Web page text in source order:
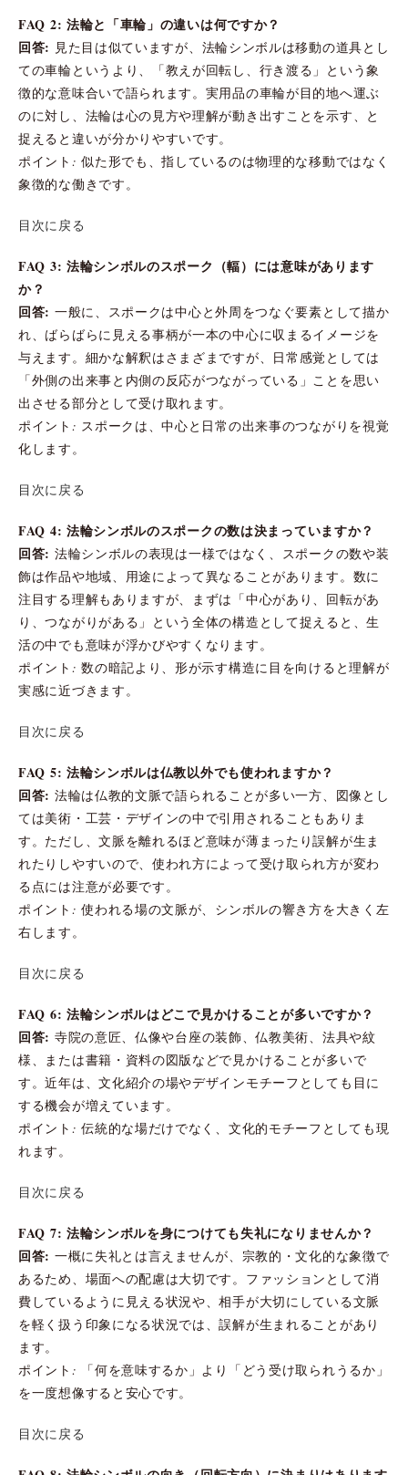
FAQ 2: 法輪と「車輪」の違いは何ですか？
回答: 見た目は似ていますが、法輪シンボルは移動の道具とし
ての車輪というより、「教えが回転し、行き渡る」という象
徴的な意味合いで語られます。実用品の車輪が目的地へ運ぶ
のに対し、法輪は心の見方や理解が動き出すことを示す、と
捉えると違いが分かりやすいです。
ポイント: 似た形でも、指しているのは物理的な移動ではなく
象徴的な働きです。
目次に戻る
FAQ 3: 法輪シンボルのスポーク（輻）には意味があります
か？
回答: 一般に、スポークは中心と外周をつなぐ要素として描か
れ、ばらばらに見える事柄が一本の中心に収まるイメージを
与えます。細かな解釈はさまざまですが、日常感覚としては
「外側の出来事と内側の反応がつながっている」ことを思い
出させる部分として受け取れます。
ポイント: スポークは、中心と日常の出来事のつながりを視覚
化します。
目次に戻る
FAQ 4: 法輪シンボルのスポークの数は決まっていますか？
回答: 法輪シンボルの表現は一様ではなく、スポークの数や装
飾は作品や地域、用途によって異なることがあります。数に
注目する理解もありますが、まずは「中心があり、回転があ
り、つながりがある」という全体の構造として捉えると、生
活の中でも意味が浮かびやすくなります。
ポイント: 数の暗記より、形が示す構造に目を向けると理解が
実感に近づきます。
目次に戻る
FAQ 5: 法輪シンボルは仏教以外でも使われますか？
回答: 法輪は仏教的文脈で語られることが多い一方、図像とし
ては美術・工芸・デザインの中で引用されることもありま
す。ただし、文脈を離れるほど意味が薄まったり誤解が生ま
れたりしやすいので、使われ方によって受け取られ方が変わ
る点には注意が必要です。
ポイント: 使われる場の文脈が、シンボルの響き方を大きく左
右します。
目次に戻る
FAQ 6: 法輪シンボルはどこで見かけることが多いですか？
回答: 寺院の意匠、仏像や台座の装飾、仏教美術、法具や紋
様、または書籍・資料の図版などで見かけることが多いで
す。近年は、文化紹介の場やデザインモチーフとしても目に
する機会が増えています。
ポイント: 伝統的な場だけでなく、文化的モチーフとしても現
れます。
目次に戻る
FAQ 7: 法輪シンボルを身につけても失礼になりませんか？
回答: 一概に失礼とは言えませんが、宗教的・文化的な象徴で
あるため、場面への配慮は大切です。ファッションとして消
費しているように見える状況や、相手が大切にしている文脈
を軽く扱う印象になる状況では、誤解が生まれることがあり
ます。
ポイント: 「何を意味するか」より「どう受け取られうるか」
を一度想像すると安心です。
目次に戻る